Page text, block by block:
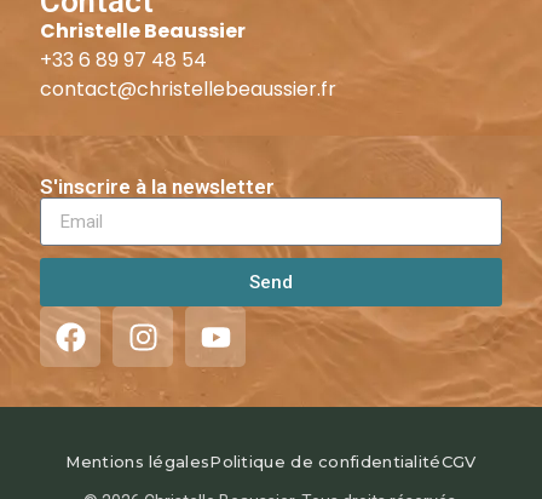
Christelle Beaussier
+33 6 89 97 48 54
contact@christellebeaussier.fr
S'inscrire à la newsletter
Send
Mentions légalesPolitique de confidentialitéCGV